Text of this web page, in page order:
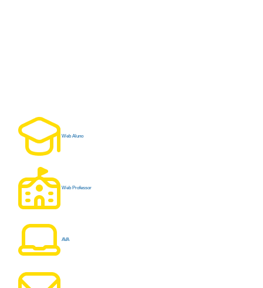
Web Aluno
Web Professor
AVA